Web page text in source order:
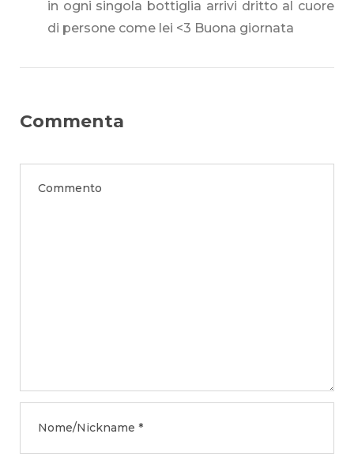
in ogni singola bottiglia arrivi dritto al cuore
di persone come lei <3 Buona giornata
Commenta